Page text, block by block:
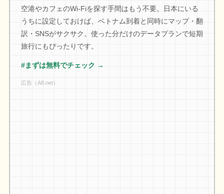
空港やカフェのWi-Fiを探す手間はもう不要。日本にいる
うちに設定しておけば、ベトナム到着と同時にマップ・翻
訳・SNSがサクサク。使った分だけのデータプランで短期
旅行にもぴったりです。
#まずは無料でチェック →
広告（A8.net）